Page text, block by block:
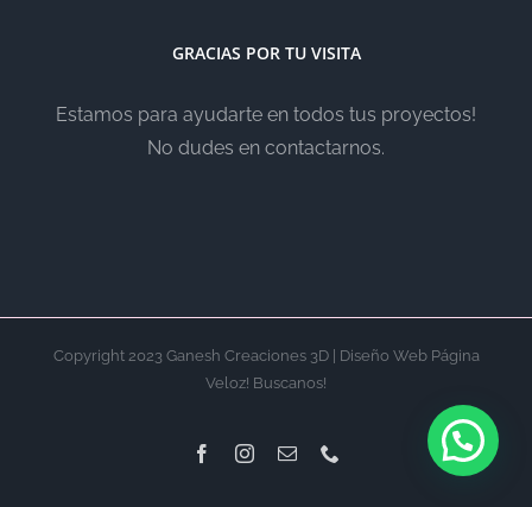
GRACIAS POR TU VISITA
Estamos para ayudarte en todos tus proyectos!
No dudes en contactarnos.
Copyright 2023 Ganesh Creaciones 3D | Diseño Web Página
Veloz! Buscanos!
FacebookInstagram
Email